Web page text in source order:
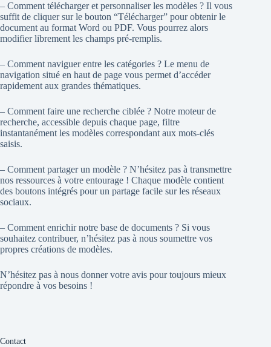
– Comment télécharger et personnaliser les modèles ? Il vous
suffit de cliquer sur le bouton “Télécharger” pour obtenir le
document au format Word ou PDF. Vous pourrez alors
modifier librement les champs pré-remplis.
– Comment naviguer entre les catégories ? Le menu de
navigation situé en haut de page vous permet d’accéder
rapidement aux grandes thématiques.
– Comment faire une recherche ciblée ? Notre moteur de
recherche, accessible depuis chaque page, filtre
instantanément les modèles correspondant aux mots-clés
saisis.
– Comment partager un modèle ? N’hésitez pas à transmettre
nos ressources à votre entourage ! Chaque modèle contient
des boutons intégrés pour un partage facile sur les réseaux
sociaux.
– Comment enrichir notre base de documents ? Si vous
souhaitez contribuer, n’hésitez pas à nous soumettre vos
propres créations de modèles.
N’hésitez pas à nous donner votre avis pour toujours mieux
répondre à vos besoins !
Contact